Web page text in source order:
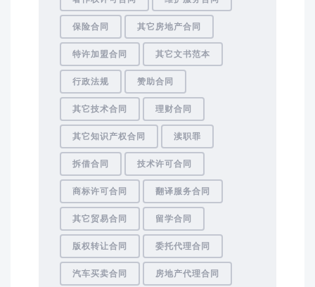
保险合同 其它房地产合同
特许加盟合同 其它文书范本
行政法规 赞助合同
其它技术合同 理财合同
其它知识产权合同 渎职罪
拆借合同 技术许可合同
商标许可合同 翻译服务合同
其它贸易合同 留学合同
版权转让合同 委托代理合同
汽车买卖合同 房地产代理合同